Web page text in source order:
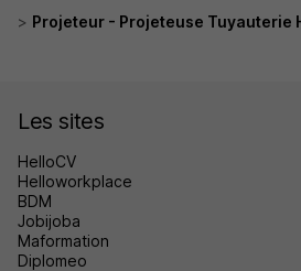
Projeteur - Projeteuse Tuyauterie
Les sites
HelloCV
Helloworkplace
BDM
Jobijoba
Maformation
Diplomeo